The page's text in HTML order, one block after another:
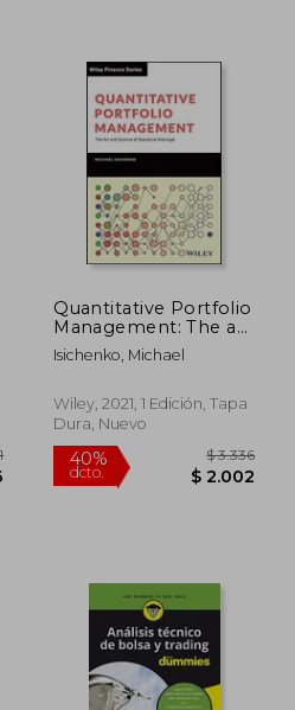
40%
dcto.
Quantitative Portfolio
Management: The art
and Science of
Statistical Arbitrage
Isichenko, Michael
Wiley, 2021, 1 Edición, Tapa
Dura, Nuevo